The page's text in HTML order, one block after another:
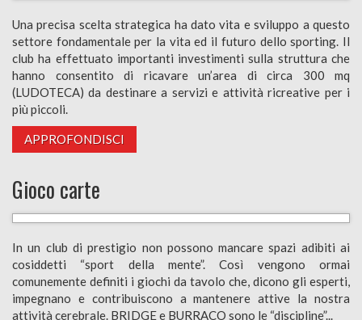
Una precisa scelta strategica ha dato vita e sviluppo a questo
settore fondamentale per la vita ed il futuro dello sporting. Il
club ha effettuato importanti investimenti sulla struttura che
hanno consentito di ricavare un’area di circa 300 mq
(LUDOTECA) da destinare a servizi e attività ricreative per i
più piccoli.
APPROFONDISCI
Gioco carte
In un club di prestigio non possono mancare spazi adibiti ai
cosiddetti “sport della mente”. Così vengono ormai
comunemente definiti i giochi da tavolo che, dicono gli esperti,
impegnano e contribuiscono a mantenere attive la nostra
attività cerebrale. BRIDGE e BURRACO sono le “discipline”...